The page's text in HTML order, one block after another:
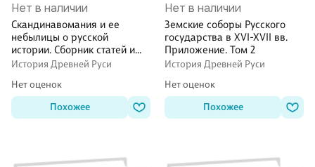
Нет в наличии
Скандинавомания и ее
небылицы о русской
истории. Сборник статей и
монографий
История Древней Руси
Нет оценок
Похожее
Нет в наличии
Земские соборы Русского
государства в XVI-XVII вв.
Приложение. Том 2
История Древней Руси
Нет оценок
Похожее